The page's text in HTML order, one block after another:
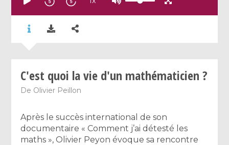
C'est quoi la vie d'un mathématicien ?
De Olivier Peillon
Après le succès international de son
documentaire « Comment j’ai détesté les
maths », Olivier Peyon évoque sa rencontre